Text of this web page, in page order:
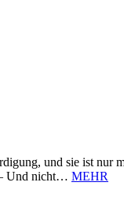
und sie ist nur
Und nicht… MEHR